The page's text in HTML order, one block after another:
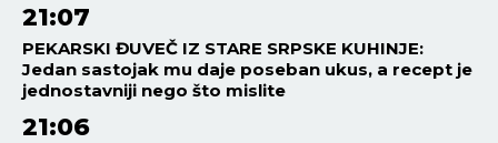
21:07
PEKARSKI ĐUVEČ IZ STARE SRPSKE KUHINJE:
Jedan sastojak mu daje poseban ukus, a recept je
jednostavniji nego što mislite
21:06